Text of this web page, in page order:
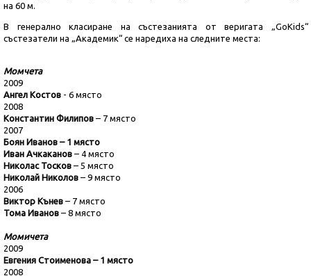
на 60 м.
В генерално класиране на състезанията от веригата „GoKids“
състезатели на „Академик“ се наредиха на следните места:
Момчета
2009
Ангел Костов - 6 място
2008
Константин Филипов – 7 място
2007
Боян Иванов – 1 място
Иван Ачкаканов – 4 място
Николас Тосков – 5 място
Николай Николов – 9 място
2006
Виктор Кънев – 7 място
Тома Иванов – 8 място
Момичета
2009
Евгения Стоименова – 1 място
2008